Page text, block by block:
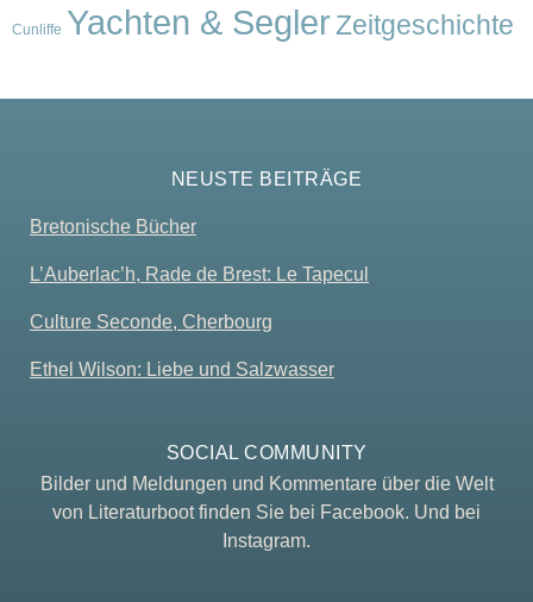
Cunliffe Yachten & SeglerZeitgeschichte
NEUSTE BEITRÄGE
Bretonische Bücher
L’Auberlac’h, Rade de Brest: Le Tapecul
Culture Seconde, Cherbourg
Ethel Wilson: Liebe und Salzwasser
SOCIAL COMMUNITY
Bilder und Meldungen und Kommentare über die Welt
von Literaturboot finden Sie bei Facebook. Und bei
Instagram.